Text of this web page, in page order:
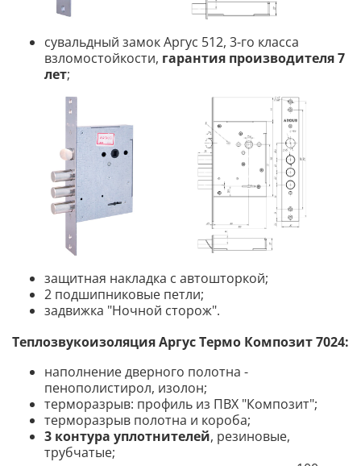
сувальдный замок Аргус 512, 3-го класса
взломостойкости, гарантия производителя 7
лет;
защитная накладка с автошторкой;
2 подшипниковые петли;
задвижка "Ночной сторож".
Теплозвукоизоляция Аргус Термо Композит 7024:
наполнение дверного полотна -
пенополистирол, изолон;
терморазрыв: профиль из ПВХ "Композит";
терморазрыв полотна и короба;
3 контура уплотнителей, резиновые,
трубчатые;